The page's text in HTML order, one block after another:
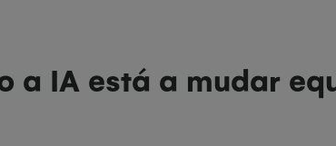
a IA está a mudar